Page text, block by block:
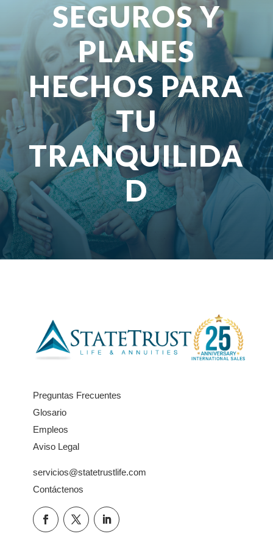
SEGUROS Y
PLANES
HECHOS PARA
TU
TRANQUILIDA
D
Preguntas Frecuentes
Glosario
Empleos
Aviso Legal
servicios@statetrustlife.com
Contáctenos